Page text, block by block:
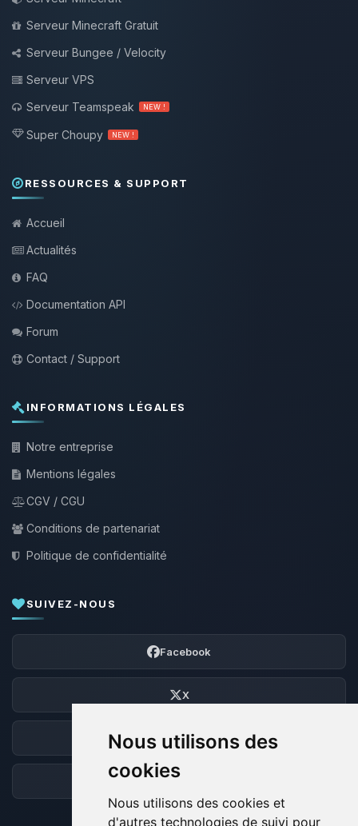
Nous utilisons des
cookies
Nous utilisons des cookies et
d'autres technologies de suivi pour
Serveur Minecraft Gratuit
Serveur Bungee / Velocity
Serveur VPS
Serveur Teamspeak
NEW !
Super Choupy NEW !
RESSOURCES & SUPPORT
Accueil
Actualités
FAQ
Documentation API
Forum
Contact / Support
INFORMATIONS LÉGALES
Notre entreprise
Mentions légales
CGV / CGU
Conditions de partenariat
Politique de confidentialité
SUIVEZ-NOUS
Facebook
X
Discord
Forum